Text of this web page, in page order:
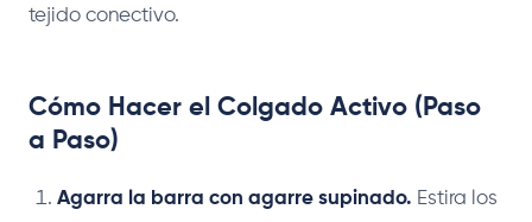
tejido conectivo.
Cómo Hacer el Colgado Activo (Paso
a Paso)
Agarra la barra con agarre supinado. Estira los